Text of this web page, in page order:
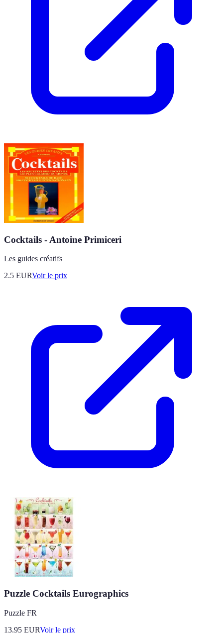
Cocktails - Antoine Primiceri
Les guides créatifs
2.5 EURVoir le prix
Puzzle Cocktails Eurographics
Puzzle FR
13.95 EURVoir le prix